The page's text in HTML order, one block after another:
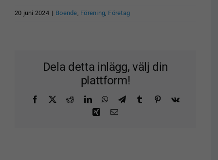
20 juni 2024 | Boende Förening Företag
Dela detta inlägg, välj din
plattform!
Facebook RedditLinkedInWhatsApp
TelegramTumblrPinterest
Vk
Xing E-